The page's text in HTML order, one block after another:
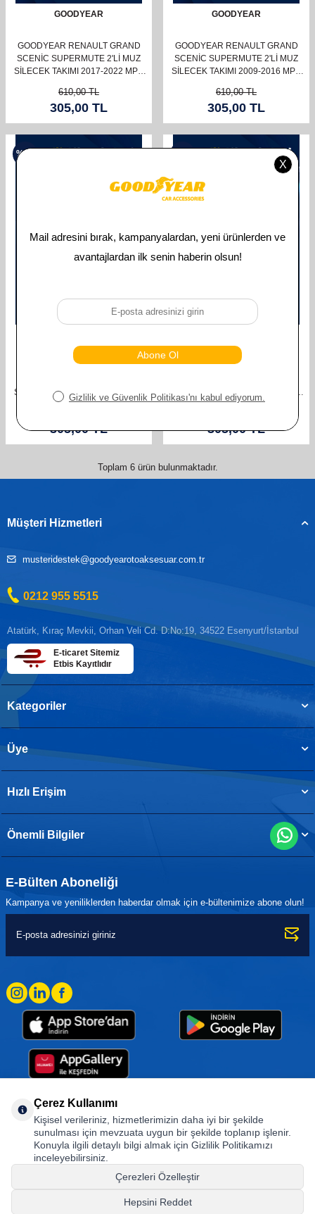
GOODYEAR
GOODYEAR RENAULT GRAND
SCENIC SUPERMUTE 2'LI MUZ
SILECEK TAKIMI 2017-2022 MPV
610,00TL
305,00 TL
GOODYEAR
GOODYEAR RENAULT GRAND
SCENIC SUPERMUTE 2'LI MUZ
SILECEK TAKIMI 2009-2016 MPV
610,00TL
305,00 TL
%50
GOODYEAR RENAULT GRAND
SILECEK TAKIMI 2005-2008 MPV
(650MM+550MM)
305,00TL
GOODYEAR RENAULT GRAND
SILECEK TAKIMI 2003-2004 MPV
(650MM+550MM)
305,00TL
Toplam 6ürün bulunmaktadır.
Müşteri Hizmetleri
musteridestek@goodyearotoaksesuar.com.tr
0212 955 5515
Atatürk, Kıraç Mevkii, Orhan Veli Cd. D:No:19, 34522 Esenyurt/İstanbul
E-ticaret Sitemiz
Etbis Kayıtlıdır
Kategoriler
Üye
Hızlı Erişim
Önemli Bilgiler
E-Bülten Aboneliği
Kampanya ve yeniliklerden haberdar olmak için e-bültenimize abone olun!
Goodyear (and Winged Foot Design) are trademarks of or licensed to The Goodyear
Tire & Rubber Company used under license by Basbug Group Company,
Istanbul/Türkiye. © 2026 The Goodyear Tire & Rubber Company.
Çerez Kullanımı
Kişisel verileriniz, hizmetlerimizin daha iyi bir şekilde
sunulması için mevzuata uygun bir şekilde toplanıp işlenir.
Konuyla ilgili detaylı bilgi almak için Gizlilik Politikamızı
inceleyebilirsiniz.
Çerezleri Özelleştir
Hepsini Reddet